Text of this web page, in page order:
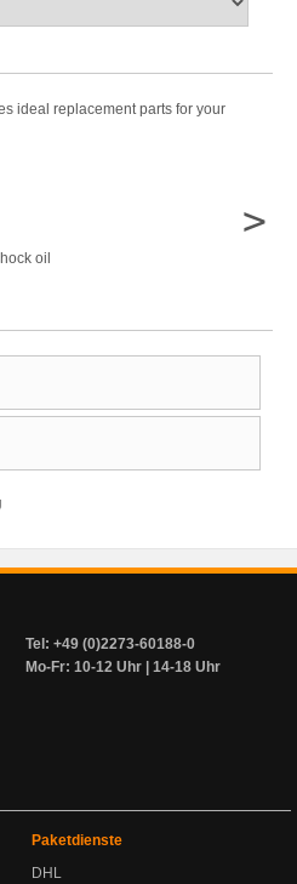
ideal replacement parts for your
oil
>
Tel: +49 (0)2273-60188-0
Mo-Fr: 10-12 Uhr | 14-18 Uhr
Paketdienste
DHL